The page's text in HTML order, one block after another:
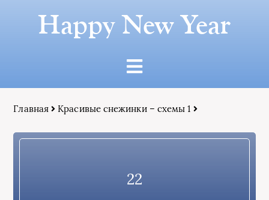
Happy New Year
Главная Красивые снежинки – схемы 1
22